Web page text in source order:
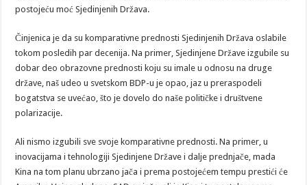
postojeću moć Sjedinjenih Država.
Činjenica je da su komparativne prednosti Sjedinjenih Država oslabile
tokom posledih par decenija. Na primer, Sjedinjene Države izgubile su
dobar deo obrazovne prednosti koju su imale u odnosu na druge
države, naš udeo u svetskom BDP-u je opao, jaz u preraspodeli
bogatstva se uvećao, što je dovelo do naše političke i društvene
polarizacije.
Ali nismo izgubili sve svoje komparativne prednosti. Na primer, u
inovacijama i tehnologiji Sjedinjene Države i dalje prednjače, mada
Kina na tom planu ubrzano jača i prema postojećem tempu prestići će